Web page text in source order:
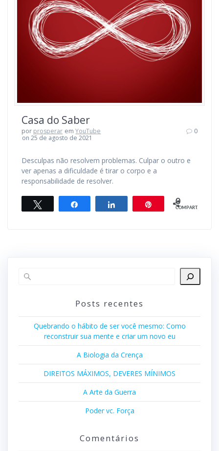
Casa do Saber
por prosperar emYouTube
on 25 de agosto de 2021
0
Desculpas não resolvem problemas. Culpar o outro e
ver apenas a dificuldade é tirar o corpo e a
responsabilidade de resolver.
Compartilhar Compartilhar 0
COMPART.
Posts recentes
Quebrando o hábito de ser você mesmo: Como
reconstruir sua mente e criar um novo eu
A Biologia da Crença
DIREITOS MÁXIMOS, DEVERES MÍNIMOS
A Arte da Guerra
Poder vc. Força
Comentários